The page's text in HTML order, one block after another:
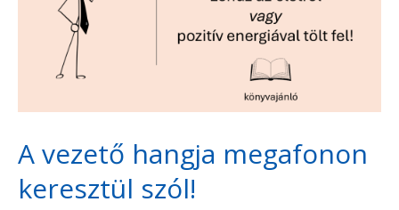
A vezető hangja megafonon
keresztül szól!
megafonon
keresztül